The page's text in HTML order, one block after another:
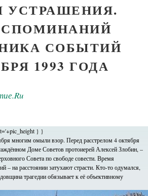
УСТРАШЕНИЯ.
СОБЫТИЙ
1993 ГОДА
} }
многим омыли взор. Перед расстрелом 4 октября
Доме Советов протоиерей Алексей Злобин, –
Совета по свободе совести. Время
– на расстоянии затухают страсти. Кто-то одумался,
трагедии обязывает к её объективному